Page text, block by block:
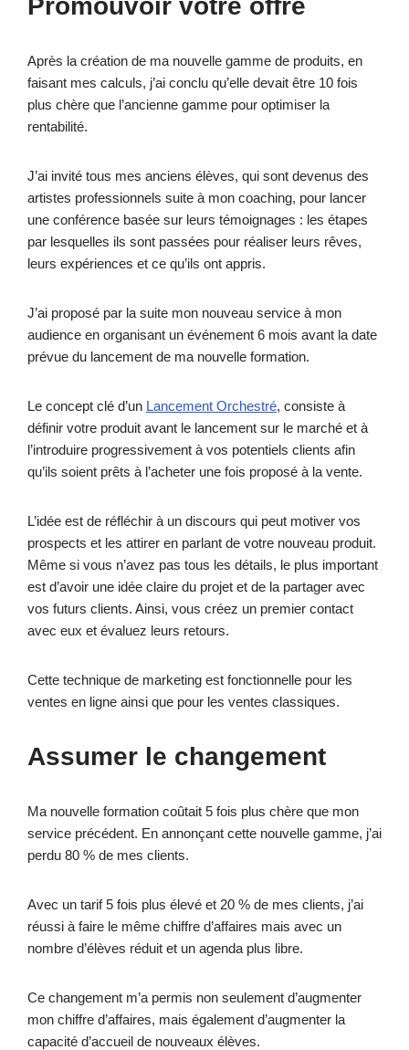
Après la création de ma nouvelle gamme de produits, en
faisant mes calculs, j’ai conclu qu’elle devait être 10 fois
plus chère que l’ancienne gamme pour optimiser la
rentabilité.
J’ai invité tous mes anciens élèves, qui sont devenus des
artistes professionnels suite à mon coaching, pour lancer
une conférence basée sur leurs témoignages : les étapes
par lesquelles ils sont passées pour réaliser leurs rêves,
leurs expériences et ce qu’ils ont appris.
J’ai proposé par la suite mon nouveau service à mon
audience en organisant un événement 6 mois avant la date
prévue du lancement de ma nouvelle formation.
Le concept clé d’un Lancement Orchestré, consiste à
définir votre produit avant le lancement sur le marché et à
l’introduire progressivement à vos potentiels clients afin
qu’ils soient prêts à l’acheter une fois proposé à la vente.
L’idée est de réfléchir à un discours qui peut motiver vos
prospects et les attirer en parlant de votre nouveau produit.
Même si vous n’avez pas tous les détails, le plus important
est d’avoir une idée claire du projet et de la partager avec
vos futurs clients. Ainsi, vous créez un premier contact
avec eux et évaluez leurs retours.
Cette technique de marketing est fonctionnelle pour les
ventes en ligne ainsi que pour les ventes classiques.
Assumer le changement
Ma nouvelle formation coûtait 5 fois plus chère que mon
service précédent. En annonçant cette nouvelle gamme, j’ai
perdu 80 % de mes clients.
Avec un tarif 5 fois plus élevé et 20 % de mes clients, j’ai
réussi à faire le même chiffre d’affaires mais avec un
nombre d’élèves réduit et un agenda plus libre.
Ce changement m’a permis non seulement d’augmenter
mon chiffre d’affaires, mais également d’augmenter la
capacité d’accueil de nouveaux élèves.